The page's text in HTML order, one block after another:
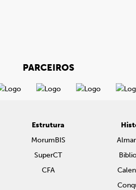
PARCEIROS
Estrutura
MorumBIS
SuperCT
CFA